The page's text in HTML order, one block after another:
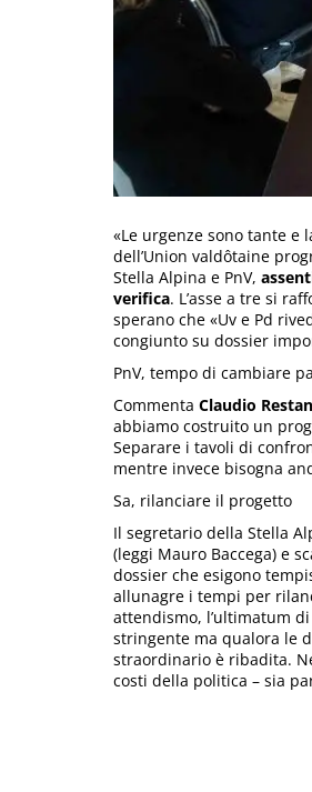
«Le urgenze sono tante
dell’Union valdôtaine
Stella Alpina e PnV,
verifica. L’asse a tre si
sperano che «Uv e Pd
congiunto su dossier
PnV, tempo di cambiare
Commenta Claudio
abbiamo costruito un
Separare i tavoli di
mentre invece bisogna
Sa, rilanciare il progetto
Il segretario della Stella
(leggi Mauro Baccega) e
dossier che esigono
allunagre i tempi per
attendismo, l’ultimatum
stringente ma qualora le
straordinario è ribadita.
costi della politica – sia